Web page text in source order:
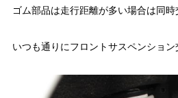
ゴム部品は走行距離が多い場合は同時
いつも通りにフロントサスペンション